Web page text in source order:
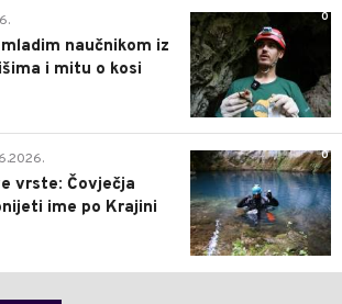
0
naučnikom iz
i mitu o kosi
0
vrste: Čovječja
ime po Krajini